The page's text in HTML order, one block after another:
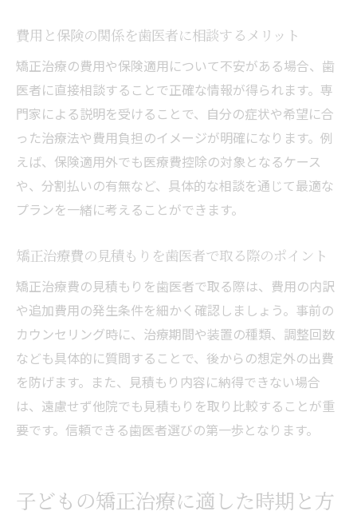
のコツ
費用と保険の関係を歯医者に相談するメリット
矯正治療の費用や保険適用について不安がある場合、歯
医者に直接相談することで正確な情報が得られます。専
門家による説明を受けることで、自分の症状や希望に合
った治療法や費用負担のイメージが明確になります。例
えば、保険適用外でも医療費控除の対象となるケース
や、分割払いの有無など、具体的な相談を通じて最適な
プランを一緒に考えることができます。
矯正治療費の見積もりを歯医者で取る際のポイント
矯正治療費の見積もりを歯医者で取る際は、費用の内訳
や追加費用の発生条件を細かく確認しましょう。事前の
カウンセリング時に、治療期間や装置の種類、調整回数
なども具体的に質問することで、後からの想定外の出費
を防げます。また、見積もり内容に納得できない場合
は、遠慮せず他院でも見積もりを取り比較することが重
要です。信頼できる歯医者選びの第一歩となります。
子どもの矯正治療に適した時期と方